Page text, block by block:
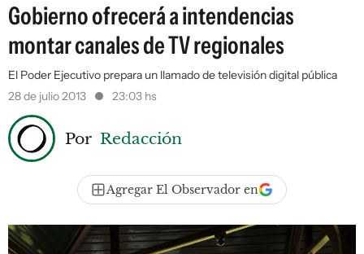
Gobierno ofrecerá a intendencias
montar canales de TV regionales
El Poder Ejecutivo prepara un llamado de televisión digital pública
28 de julio 2013
23:03 hs
Por Redacción
Agregar El Observador en